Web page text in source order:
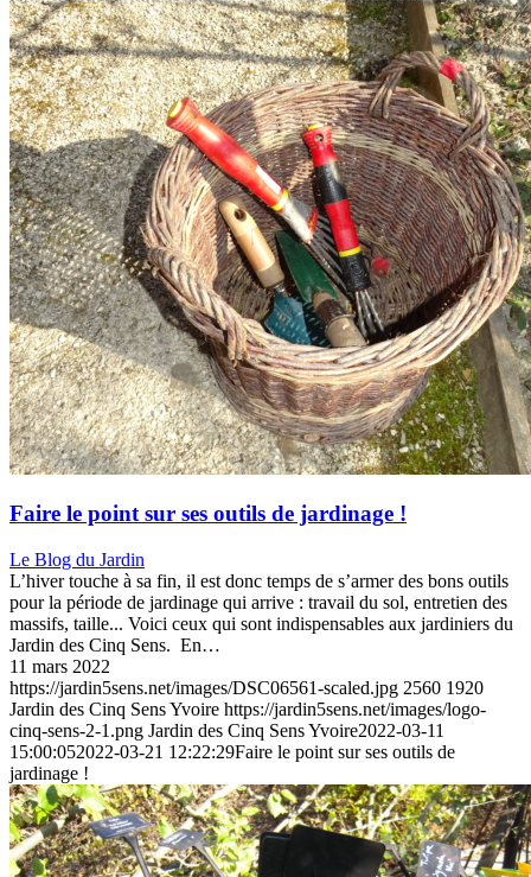
Faire le point sur ses outils de jardinage !
Le Blog du Jardin
L’hiver touche à sa fin, il est donc temps de s’armer des bons outils
pour la période de jardinage qui arrive : travail du sol, entretien des
massifs, taille... Voici ceux qui sont indispensables aux jardiniers du
Jardin des Cinq Sens. En…
11 mars 2022
https://jardin5sens.net/images/DSC06561-scaled.jpg 2560 1920
Jardin des Cinq Sens Yvoire https://jardin5sens.net/images/logo-
cinq-sens-2-1.png Jardin des Cinq Sens Yvoire2022-03-11
15:00:052022-03-21 12:22:29Faire le point sur ses outils de
jardinage !